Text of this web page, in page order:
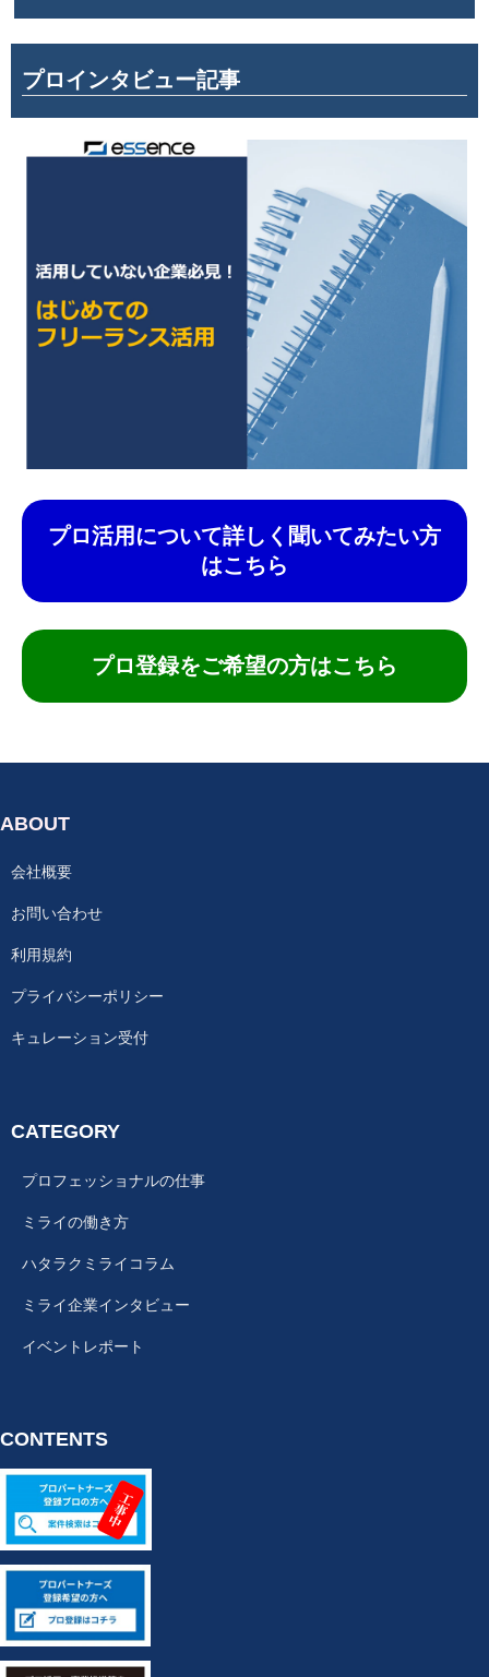
プロインタビュー記事
プロ活用について詳しく聞いてみたい方
はこちら
プロ登録をご希望の方はこちら
ABOUT
会社概要
お問い合わせ
利用規約
プライバシーポリシー
キュレーション受付
CATEGORY
プロフェッショナルの仕事
ミライの働き方
ハタラクミライコラム
ミライ企業インタビュー
イベントレポート
CONTENTS